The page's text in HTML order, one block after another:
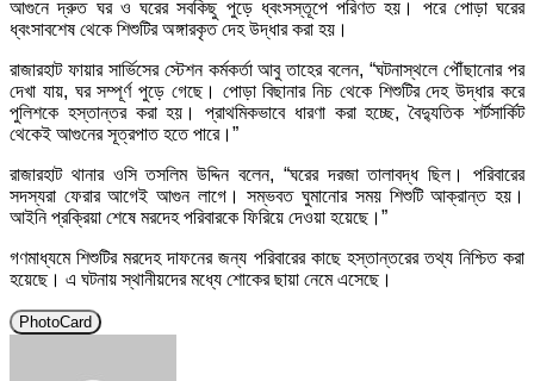
আগুনে দ্রুত ঘর ও ঘরের সবকিছু পুড়ে ধ্বংসস্তূপে পরিণত হয়। পরে পোড়া ঘরের
ধ্বংসাবশেষ থেকে শিশুটির অঙ্গারকৃত দেহ উদ্ধার করা হয়।
রাজারহাট ফায়ার সার্ভিসের স্টেশন কর্মকর্তা আবু তাহের বলেন, “ঘটনাস্থলে পৌঁছানোর পর
দেখা যায়, ঘর সম্পূর্ণ পুড়ে গেছে। পোড়া বিছানার নিচ থেকে শিশুটির দেহ উদ্ধার করে
পুলিশকে হস্তান্তর করা হয়। প্রাথমিকভাবে ধারণা করা হচ্ছে, বৈদ্যুতিক শর্টসার্কিট
থেকেই আগুনের সূত্রপাত হতে পারে।”
রাজারহাট থানার ওসি তসলিম উদ্দিন বলেন, “ঘরের দরজা তালাবদ্ধ ছিল। পরিবারের
সদস্যরা ফেরার আগেই আগুন লাগে। সম্ভবত ঘুমানোর সময় শিশুটি আক্রান্ত হয়।
আইনি প্রক্রিয়া শেষে মরদেহ পরিবারকে ফিরিয়ে দেওয়া হয়েছে।”
গণমাধ্যমে শিশুটির মরদেহ দাফনের জন্য পরিবারের কাছে হস্তান্তরের তথ্য নিশ্চিত করা
হয়েছে। এ ঘটনায় স্থানীয়দের মধ্যে শোকের ছায়া নেমে এসেছে।
PhotoCard